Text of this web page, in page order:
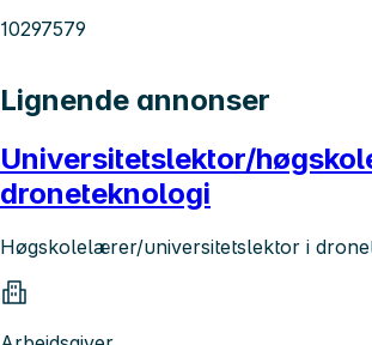
10297579
Lignende annonser
Universitetslektor/
droneteknologi
Høgskolelærer/universitetslektor i